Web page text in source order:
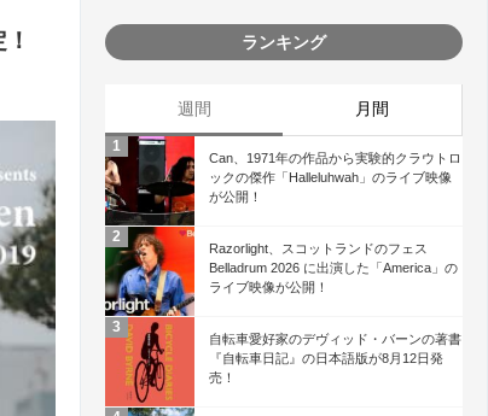
ランキング
週間 月間
Can、1971年の作品から実験的クラウトロ
ックの傑作「Halleluhwah」のライブ映像
が公開！
Razorlight、スコットランドのフェス
Belladrum 2026 に出演した「America」の
ライブ映像が公開！
自転車愛好家のデヴィッド・バーンの著書
『自転車日記』の日本語版が8月12日発
売！